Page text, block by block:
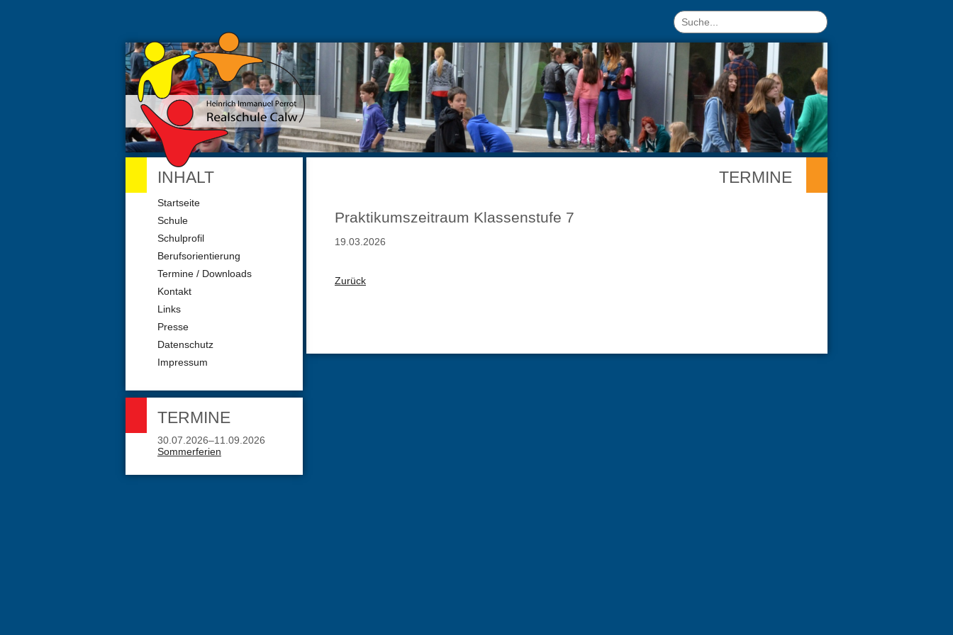
TERMINE
Praktikumszeitraum Klassenstufe 7
19.03.2026
Zurück
INHALT
Navigation
Startseite
Schule
Schulprofil
Berufsorientierung
Termine / Downloads
Kontakt
Links
Presse
Datenschutz
Impressum
TERMINE
30.07.2026–11.09.2026
Sommerferien